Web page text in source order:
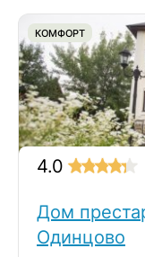
КОМФОРТ
4.0
Дом
Одинцово